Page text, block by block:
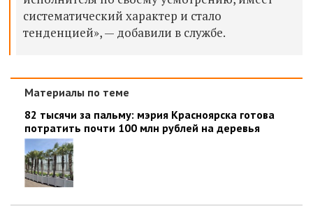
систематический характер и стало
тенденцией», — добавили в службе.
Материалы по теме
82 тысячи за пальму: мэрия Красноярска готова
потратить почти 100 млн рублей на деревья